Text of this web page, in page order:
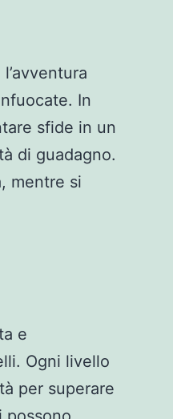
In
sfide in un
di guadagno.
mentre si
e
Ogni livello
per superare